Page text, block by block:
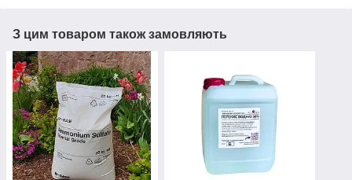
З цим товаром також замовляють